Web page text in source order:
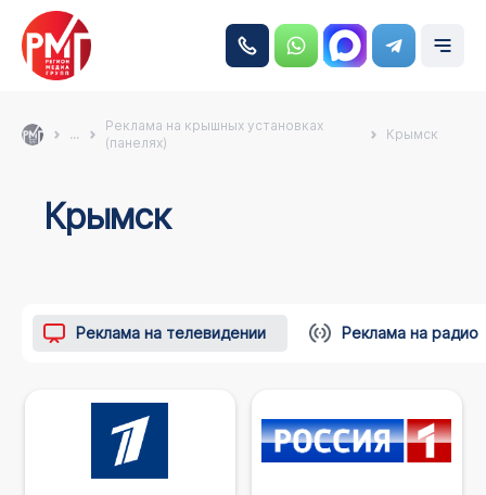
...
Реклама на крышных установках
(панелях)
Крымск
Крымск
Реклама на телевидении Реклама на радио